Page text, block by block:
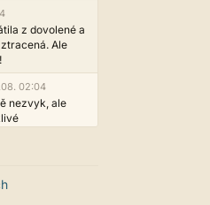
z dovolené a
Ale
02:04
nezvyk, ale
jde vidět,
do chatu je